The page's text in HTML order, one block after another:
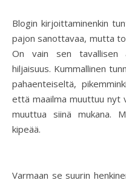
Blogin kirjoittaminenkin
pajon sanottavaa, mutta
On vain sen tavallisen
hiljaisuus. Kummallinen
pahaenteiseltä,
että maailma muuttuu nyt
muuttua siinä mukana.
kipeää.
Varmaan se suurin